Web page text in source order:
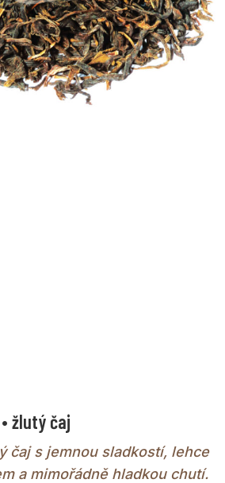
• žlutý čaj
čaj s jemnou sladkostí, lehce
a mimořádně hladkou chutí.